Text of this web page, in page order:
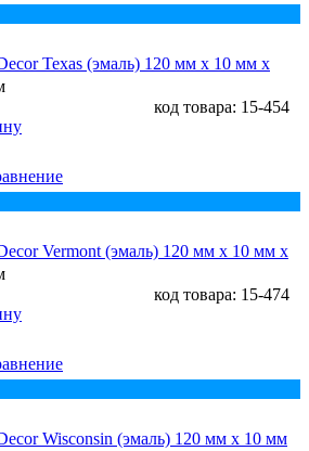
Texas (эмаль) 120 мм х 10 мм х
код товара: 15-454
Vermont (эмаль) 120 мм х 10 мм х
код товара: 15-474
Wisconsin (эмаль) 120 мм х 10 мм